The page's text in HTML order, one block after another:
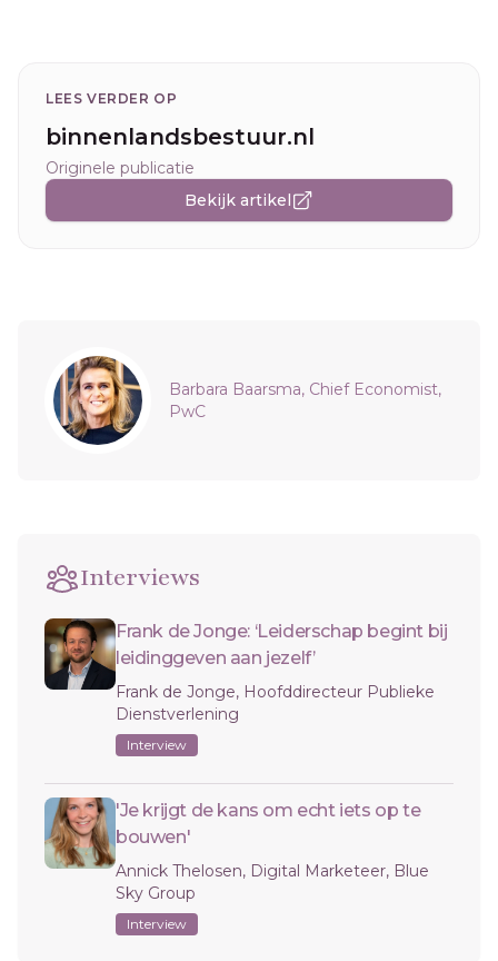
LEES VERDER OP
binnenlandsbestuur.nl
Originele publicatie
Bekijk artikel
Sidebar
Barbara Baarsma, Chief Economist,
PwC
Interviews
Frank de Jonge: ‘Leiderschap begint bij
leidinggeven aan jezelf’
Frank de Jonge, Hoofddirecteur Publieke
Dienstverlening
Interview
'Je krijgt de kans om echt iets op te
bouwen'
Annick Thelosen, Digital Marketeer, Blue
Sky Group
Interview